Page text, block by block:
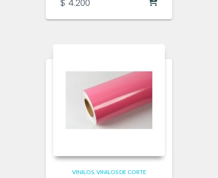
$ 4.200
VINILOS VINILOS DE CORTE